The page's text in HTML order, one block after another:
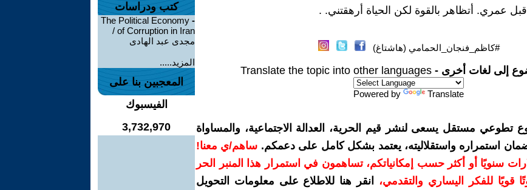
عمري. أتظاهر بالقوة لكن الحياة أرهقتني. .
#كاظم_فنجان_الحمامي (هاشتاغ)
إلى لغات أخرى - Translate the topic into other languages
Powered by Translate
تطوعي مستقل يسعى لنشر قيم الحرية، العدالة الاجتماعية، والمساواة
استمراره واستقلاليته، يعتمد بشكل كامل على دعمكم. ساهم/ي معنا!
بمبلغ 10 دولارات سنويًا أو أكثر حسب إمكانياتكم، تساهمون في استمرار هذا المنبر الحر
قويًا للفكر اليساري والتقدمي،
انقر هنا للاطلاع على معلومات التحويل
كتب ودراسات
-
The Political Economy
of Corruption in Iran /
مجدى عبد الهادى
المزيد.....
المعجبين بنا على
الفيسبوك
3,732,970